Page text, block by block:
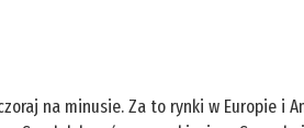
na minusie. Za to rynki w Europie i